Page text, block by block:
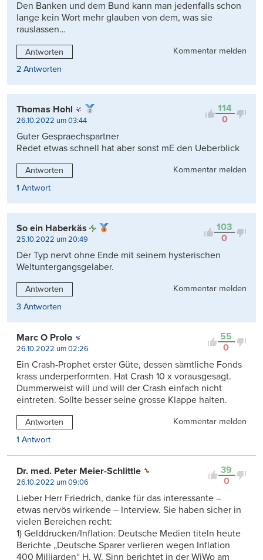
Den Banken und dem Bund kann man jedenfalls schon
lange kein Wort mehr glauben von dem, was sie
rauslassen…
Antworten
Kommentar melden
2 Antworten
114
0
Thomas Hohl
26.10.2022 um 03:44
Guter Gespraechspartner
Redet etwas schnell hat aber sonst mE den Ueberblick
Antworten
Kommentar melden
1 Antwort
103
0
So ein Haberkäs
25.10.2022 um 20:49
Der Typ nervt ohne Ende mit seinem hysterischen
Weltuntergangsgelaber.
Antworten
Kommentar melden
3 Antworten
55
0
Marc O Prolo
26.10.2022 um 02:26
Ein Crash-Prophet erster Güte, dessen sämtliche Fonds
krass underperformten. Hat Crash 10 x vorausgesagt.
Dummerweist will und will der Crash einfach nicht
eintreten. Sollte besser seine grosse Klappe halten.
Antworten
Kommentar melden
1 Antwort
39
0
Dr. med. Peter Meier-Schlittle
26.10.2022 um 09:06
Lieber Herr Friedrich, danke für das interessante –
etwas nervös wirkende – Interview. Sie haben sicher in
vielen Bereichen recht:
1) Gelddrucken/Inflation: Deutsche Medien titeln heute
Berichte „Deutsche Sparer verlieren wegen Inflation
400 Milliarden“ H. W. Sinn berichtet in der WiWo am